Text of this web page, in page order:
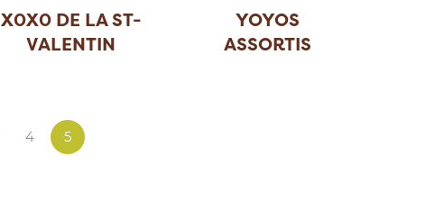
X0X0 DE LA ST-
VALENTIN
YOYOS
ASSORTIS
4 5